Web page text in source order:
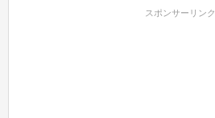
スポンサーリンク